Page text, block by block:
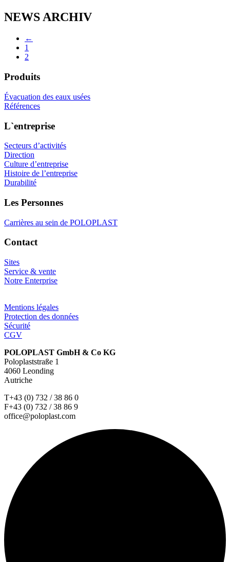
NEWS ARCHIV
←
1
2
Produits
Évacuation des eaux usées
Références
L`entreprise
Secteurs d’activités
Direction
Culture d’entreprise
Histoire de l’entreprise
Durabilité
Les Personnes
Carrières au sein de POLOPLAST
Contact
Sites
Service & vente
Notre Enterprise
Mentions légales
Protection des données
Sécurité
CGV
POLOPLAST GmbH & Co KG
Poloplaststraße 1
4060 Leonding
Autriche
T+43 (0) 732 / 38 86 0
F+43 (0) 732 / 38 86 9
office@poloplast.com